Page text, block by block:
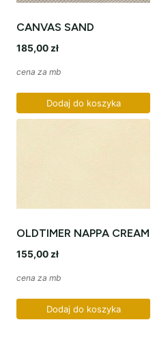
CANVAS SAND
185,00 zł
cena za mb
Dodaj do koszyka
OLDTIMER NAPPA CREAM
155,00 zł
cena za mb
Dodaj do koszyka